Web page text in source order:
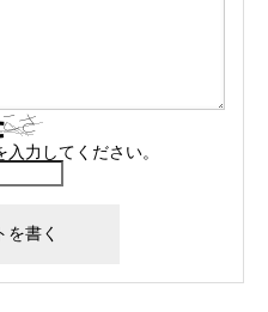
入力してください。